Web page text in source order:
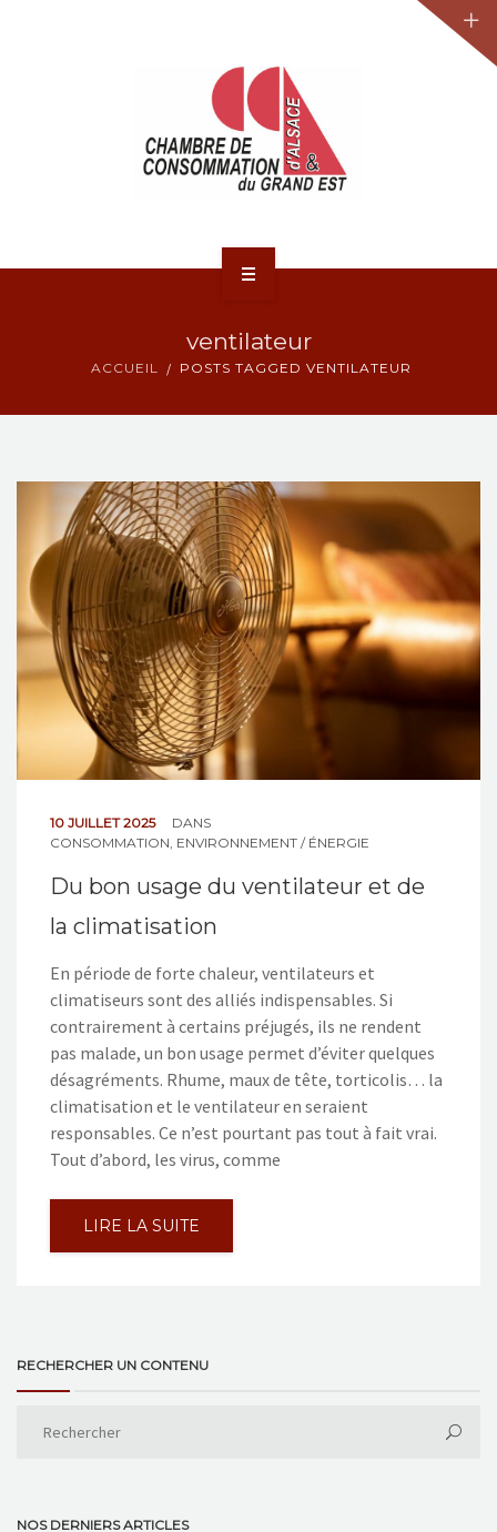
NOS ACTIONS
CONTACT
ventilateur
ACCUEIL POSTS TAGGED VENTILATEUR
10 JUILLET 2025
DANS
CONSOMMATION, ENVIRONNEMENT / ÉNERGIE
Du bon usage du ventilateur et de
la climatisation
En période de forte chaleur, ventilateurs et
climatiseurs sont des alliés indispensables. Si
contrairement à certains préjugés, ils ne rendent
pas malade, un bon usage permet d’éviter quelques
désagréments. Rhume, maux de tête, torticolis… la
climatisation et le ventilateur en seraient
responsables. Ce n’est pourtant pas tout à fait vrai.
Tout d’abord, les virus, comme
LIRE LA SUITE
RECHERCHER UN CONTENU
NOS DERNIERS ARTICLES